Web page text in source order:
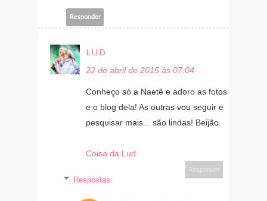
Responder
LUD
22 de abril de 2015 às 07:04
Conheço só a Naetê e adoro as fotos
e o blog dela! As outras vou seguir e
pesquisar mais... são lindas! Beijão
Coisa da Lud
Responder
Respostas